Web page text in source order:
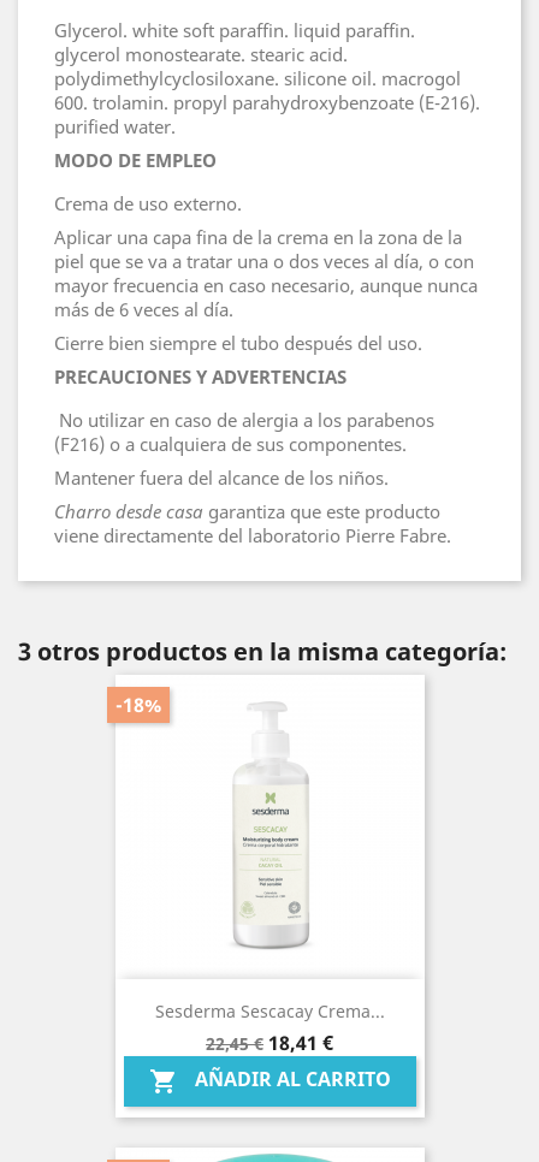
Glycerol. white soft paraffin. liquid paraffin.
glycerol monostearate. stearic acid.
polydimethylcyclosiloxane. silicone oil. macrogol
600. trolamin. propyl parahydroxybenzoate (E-216).
purified water.
MODO DE EMPLEO
Crema de uso externo.
Aplicar una capa fina de la crema en la zona de la
piel que se va a tratar una o dos veces al día, o con
mayor frecuencia en caso necesario, aunque nunca
más de 6 veces al día.
Cierre bien siempre el tubo después del uso.
PRECAUCIONES Y ADVERTENCIAS
No utilizar en caso de alergia a los parabenos
(F216) o a cualquiera de sus componentes.
Mantener fuera del alcance de los niños.
Charro desde casa garantiza que este producto
viene directamente del laboratorio Pierre Fabre.
3 otros productos en la misma categoría:
Sesderma Sescacay Crema...
Precio
base
22,45 €
-18%
Precio
18,41 €
 AÑADIR AL CARRITO